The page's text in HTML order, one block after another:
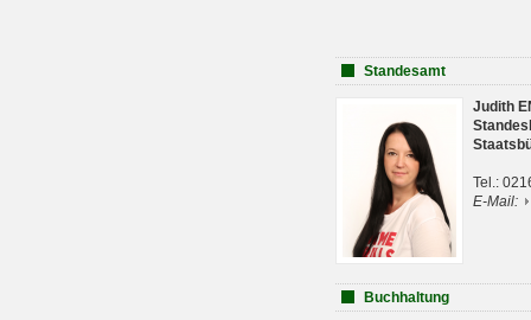
Standesamt
Judith
Tel.:
E-Mail:
Buchhaltung